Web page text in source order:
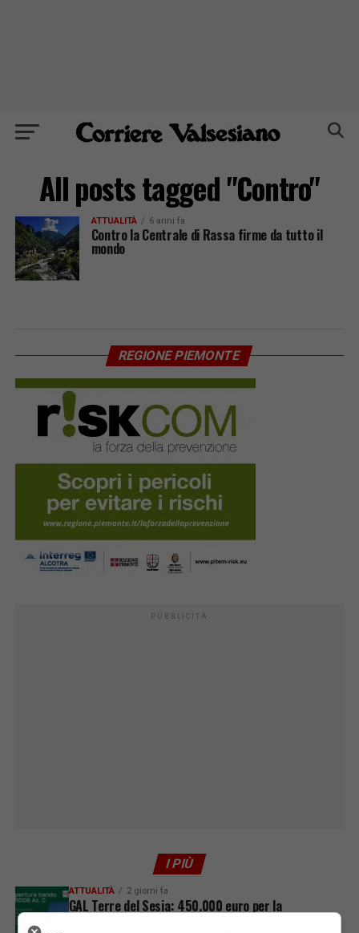
All posts tagged "Contro"
ATTUALITÀ 6 anni fa
Contro la Centrale di Rassa firme da tutto il
mondo
REGIONE PIEMONTE
PUBBLICITÀ
I PIÙ
ATTUALITÀ 2 giorni fa
GAL Terre del Sesia: 450.000 euro per la